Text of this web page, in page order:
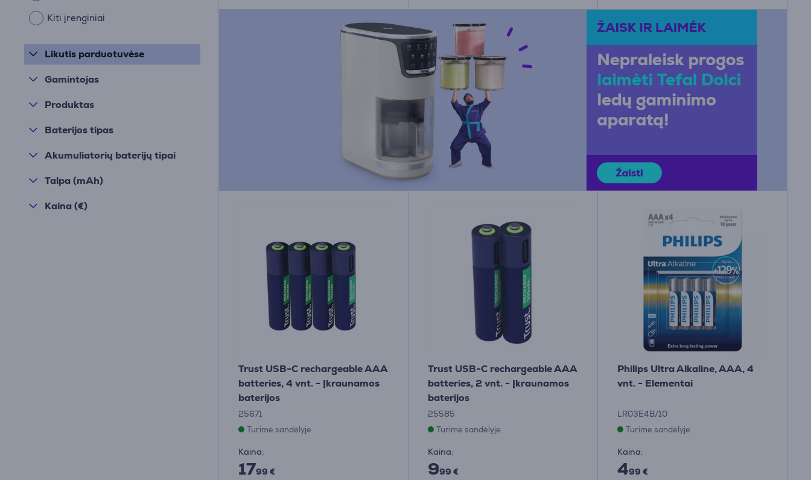
Kiti įrenginiai
Likutis parduotuvėse
Gamintojas
Produktas
Baterijos tipas
Akumuliatorių baterijų tipai
Talpa (mAh)
Kaina (€)
Trust USB-C rechargeable AAA
batteries, 4 vnt. - Įkraunamos
baterijos
25671
Turime sandėlyje
Kaina:
1799 €
Trust USB-C rechargeable AAA
batteries, 2 vnt. - Įkraunamos
baterijos
25585
Turime sandėlyje
Kaina:
999 €
Philips Ultra Alkaline, AAA, 4
vnt. - Elementai
LR03E4B/10
Turime sandėlyje
Kaina:
499 €